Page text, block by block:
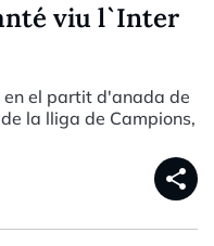
viu l`Inter
en el partit d'anada de
la lliga de Campions,
share